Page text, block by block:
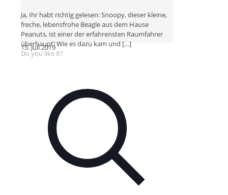
Ja, Ihr habt richtig gelesen: Snoopy, dieser kleine,
freche, lebensfrohe Beagle aus dem Hause
Peanuts, ist einer der erfahrensten Raumfahrer
überhaupt! Wie es dazu kam und […]
Do you like it?
15. Juli 2019